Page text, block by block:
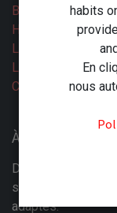
Blog
Horaires
Légal
Les CGV
Contactez-nous
À propos : La
Depuis plus de 60
solutions pour ses
adaptés.
habits
En
nous